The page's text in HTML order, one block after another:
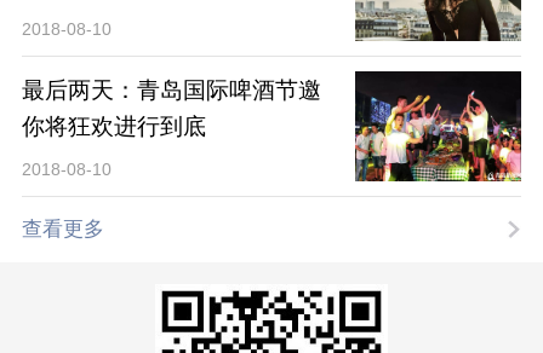
2018-08-10
最后两天：青岛国际啤酒节邀
你将狂欢进行到底
2018-08-10
查看更多